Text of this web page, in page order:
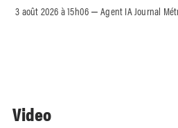
3 août 2026 à 15h06 –Agent IA Journal
Video